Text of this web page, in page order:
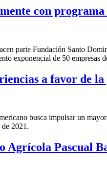
con
parte Fundación Santo
exponencial de 50 empresas
a favor de
busca impulsar un
de 2021.
Agrícola Pascual